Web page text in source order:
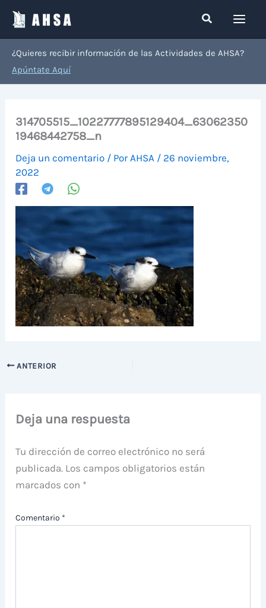
contenido
Buscar
¿Quieres recibir información de las Actividades de AHSA?
Apúntate Aquí
314705515_10227777895129404_63062350
19468442758_n
Deja un comentario / Por AHSA / 26 noviembre,
2022
ANTERIOR
Deja una respuesta
Tu dirección de correo electrónico no será
publicada. Los campos obligatorios están
marcados con *
Comentario *